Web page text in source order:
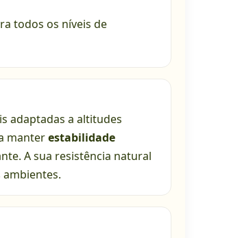
todos os níveis de
adaptadas a altitudes
manterestabilidade
A sua resistência natural